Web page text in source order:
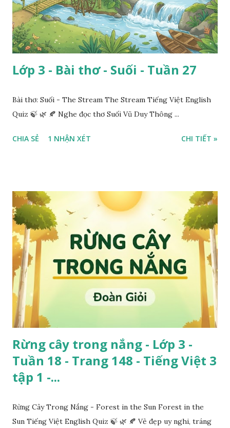
Lớp 3 - Bài thơ - Suối - Tuần 27
Bài thơ: Suối - The Stream The Stream Tiếng Việt English
Quiz 🍃 🌿 🍂 Nghe đọc thơ Suối Vũ Duy Thông ...
CHIA SẺ 1 NHẬN XÉT CHI TIẾT »
Rừng cây trong nắng - Lớp 3 -
Tuần 18 - Trang 148 - Tiếng Việt 3
tập 1 -...
Rừng Cây Trong Nắng - Forest in the Sun Forest in the
Sun Tiếng Việt English Quiz 🍃 🌿 🍂 Vẻ đẹp uy nghi, tráng